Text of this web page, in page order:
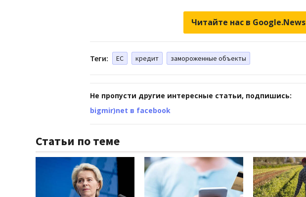
Читайте нас в Google.News
Теги: ЕС кредит замороженные объекты
Не пропусти другие интересные статьи, подпишись:
bigmir)net в facebook
Статьи по теме